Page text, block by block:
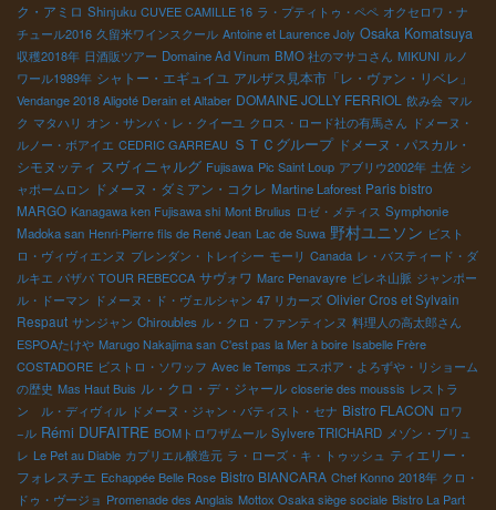
ク・アミロ Shinjuku CUVEE CAMILLE 16 ラ・プティトゥ・ペペ オクセロワ・ナ
チュール2016 久留米ワインスクール Antoine et Laurence Joly Osaka Komatsuya
収穫2018年 日酒販ツアー Domaine Ad Vinum BMO 社のマサコさん MIKUNI ルノ
ワール1989年 シャトー・エギュイユ アルザス見本市「レ・ヴァン・リベレ」
Vendange 2018 Aligoté Derain et Altaber DOMAINE JOLLY FERRIOL 飲み会 マル
ク マタハリ オン・サンバ・レ・クイーユ クロス・ロード社の有馬さん ドメーヌ・
ルノー・ボアイエ CEDRIC GARREAU ＳＴＣグループ ドメーヌ・パスカル・
シモヌッティ スヴィニャルグ Fujisawa Pic Saint Loup アブリウ2002年 土佐 シ
ャポームロン ドメーヌ・ダミアン・コクレ Martine Laforest Paris bistro
MARGO Kanagawa ken Fujisawa shi Mont Brulius ロゼ・メティス Symphonie
Madoka san Henri-Pierre fils de René Jean Lac de Suwa 野村ユニソン ビスト
ロ・ヴィヴィエンヌ ブレンダン・トレイシー モーリ Canada レ・バスティード・ダ
ルキエ パザパ TOUR REBECCA サヴォワ Marc Penavayre ピレネ山脈 ジャンポー
ル・ドーマン ドメーヌ・ド・ヴェルシャン 47 リカーズ Olivier Cros et Sylvain
Respaut サンジャン Chiroubles ル・クロ・ファンティンヌ 料理人の高太郎さん
ESPOAたけや Marugo Nakajima san C'est pas la Mer à boire Isabelle Frère
COSTADORE ビストロ・ソワッフ Avec le Temps エスポア・よろずや・リショーム
の歴史 Mas Haut Buis ル・クロ・デ・ジャール closerie des moussis レストラ
ン ル・ディヴィル ドメーヌ・ジャン・バティスト・セナ Bistro FLACON ロワ
−ル Rémi DUFAITRE BOMトロワザムール Sylvere TRICHARD メゾン・ブリュ
レ Le Pet au Diable カプリエル醸造元 ラ・ローズ・キ・トゥッシュ ティエリー・
フォレスチエ Echappée Belle Rose Bistro BIANCARA Chef Konno 2018年 クロ・
ドゥ・ヴージョ Promenade des Anglais Mottox Osaka siège sociale Bistro La Part